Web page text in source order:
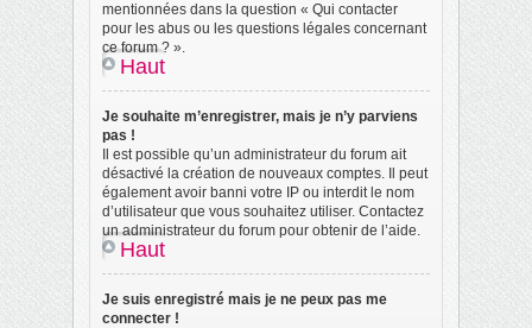
mentionnées dans la question « Qui contacter
pour les abus ou les questions légales concernant
ce forum ? ».
Haut
Je souhaite m’enregistrer, mais je n’y parviens
pas !
Il est possible qu’un administrateur du forum ait
désactivé la création de nouveaux comptes. Il peut
également avoir banni votre IP ou interdit le nom
d’utilisateur que vous souhaitez utiliser. Contactez
un administrateur du forum pour obtenir de l’aide.
Haut
Je suis enregistré mais je ne peux pas me
connecter !